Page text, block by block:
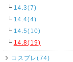
14.3(7)
14.4(4)
14.5(10)
14.8(19)
コスプレ(74)